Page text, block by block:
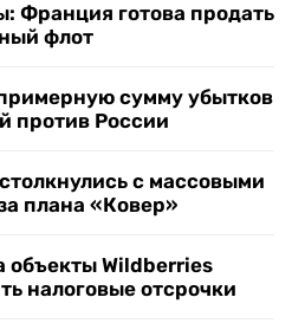
Франция готова продать
флот
сумму убытков
против России
с массовыми
плана «Ковер»
объекты Wildberries
налоговые отсрочки